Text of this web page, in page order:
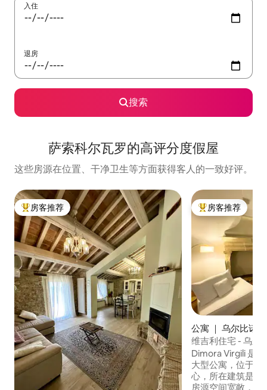
入住
退房
搜索
萨索科尔瓦罗的高评分度假屋
这些房源在位置、干净卫生等方面获得客人的一致好评。
热门「房客推荐」
房客推荐 热门「房客推荐」
房客推荐
公寓 ｜ 乌尔比诺
维吉利住宅 - 乌尔
Dimora Virgili 是
大型公寓，位于乌
心，所在建筑是该
房源空间宽敞，配